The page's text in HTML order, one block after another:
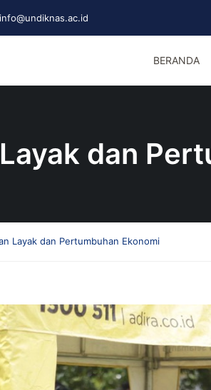
info@undiknas.ac.id
BERANDA
dan
Layak dan Pertumbuhan Ekonomi